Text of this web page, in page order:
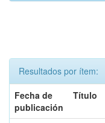
Resultados por ítem:
Fecha de
publicación
Título